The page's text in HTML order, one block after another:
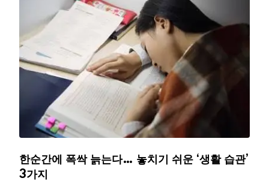
한순간에 폭싹 늙는다… 놓치기 쉬운 ‘생활 습관’
3가지